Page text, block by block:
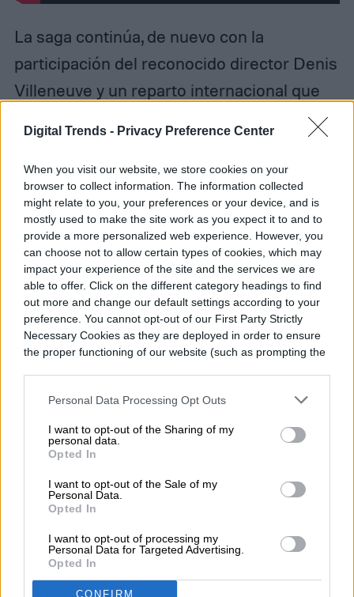
Digital Trends - Privacy Preference Center
When you visit our website, we store cookies on your
browser to collect information. The information collected
might relate to you, your preferences or your device, and is
mostly used to make the site work as you expect it to and to
provide a more personalized web experience. However, you
can choose not to allow certain types of cookies, which may
impact your experience of the site and the services we are
able to offer. Click on the different category headings to find
out more and change our default settings according to your
preference. You cannot opt-out of our First Party Strictly
Necessary Cookies as they are deployed in order to ensure
the proper functioning of our website (such as prompting the
Personal Data Processing Opt Outs
I want to opt-out of the Sharing of my
personal data.
Opted In
I want to opt-out of the Sale of my
Personal Data.
Opted In
I want to opt-out of processing my
Personal Data for Targeted Advertising.
Opted In
CONFIRM
La saga continúa, de nuevo con la
participación del reconocido director Denis
Villeneuve y un reparto internacional que
Chalamet, Zendaya, Rebecca Ferguson,
Josh Brolin, Austin Butler (Elvis), Florence
Pugh (Little Women), Dave Bautista,
Christopher Walken (Hairspray), Stephen
McKinley Henderson, Léa Seydoux, Stellan
Skarsgård, Charlotte Rampling y Javier
Bardem.
Dune: parte dossigue el viaje mítico de
Paul Atreides, mientras que se une a Chani
y los Fremen en una guerra de venganza
contra los conspiradores que destruyeron
a su familia. Tendrá que tomar decisiones
complicadas con la intención de evitar un
futuro terrible que solo él puede prever.
Estrenoen América Latina: 2 de
noviembre